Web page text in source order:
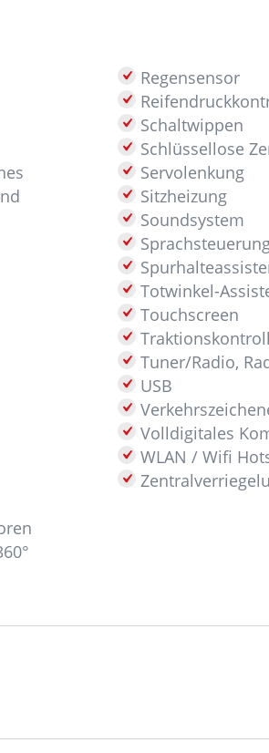
Regensensor
Schaltwippen
Schlüssellose
Servolenkung
Sitzheizung
Soundsystem
Totwinkel-
Touchscreen
Tuner/Radio,
USB
Volldigitales
WLAN / Wifi